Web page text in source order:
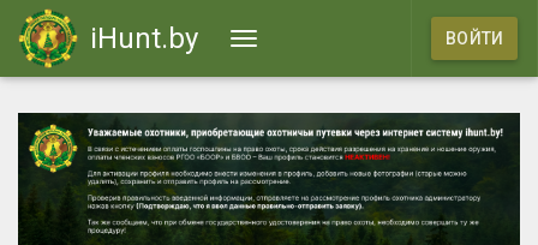
iHunt.by ВОЙТИ